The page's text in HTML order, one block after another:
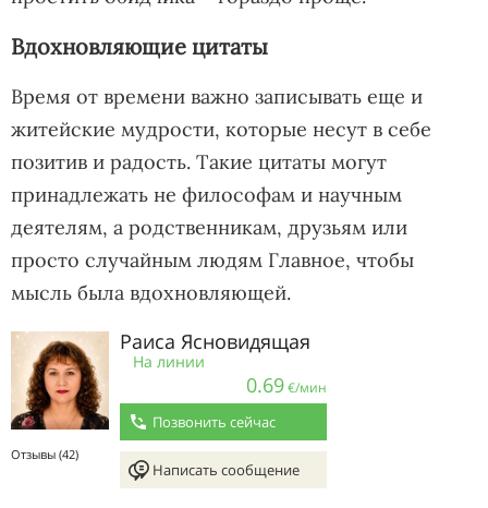
Вдохновляющие цитаты
Время от времени важно записывать еще и
житейские мудрости, которые несут в себе
позитив и радость. Такие цитаты могут
принадлежать не философам и научным
деятелям, а родственникам, друзьям или
просто случайным людям Главное, чтобы
мысль была вдохновляющей.